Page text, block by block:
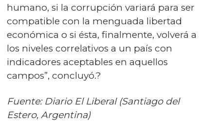
humano, si la corrupción variará para ser
compatible con la menguada libertad
económica o si ésta, finalmente, volverá a
los niveles correlativos a un país con
indicadores aceptables en aquellos
campos”, concluyó.?
Fuente: Diario El Liberal (Santiago del
Estero, Argentina)